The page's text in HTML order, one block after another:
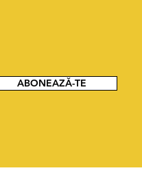
ABONEAZĂ-TE